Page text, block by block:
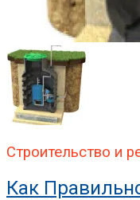
Строительство и
Как